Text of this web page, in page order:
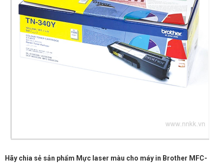
Hãy chia sẻ sản phẩm Mực laser màu cho máy in Brother MFC-